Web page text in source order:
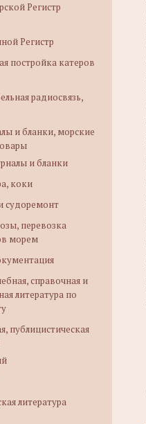
Регистр
Регистр
постройка катеров
радиосвязь,
и бланки, морские
и бланки
коки
судоремонт
перевозка
морем
справочная и
литература по
публицистическая
литература